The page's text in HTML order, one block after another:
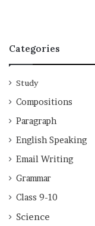
Categories
Study
Compositions
Paragraph
English Speaking
Email Writing
Grammar
Class 9-10
Science